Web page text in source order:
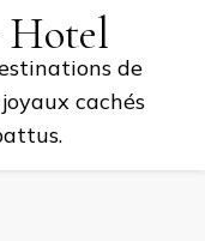
Hotel
de
cachés